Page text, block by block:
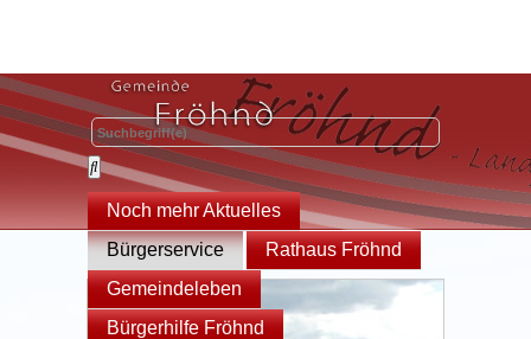
Noch mehr Aktuelles
Bürgerservice
Rathaus Fröhnd
Gemeindeleben
Bürgerhilfe Fröhnd